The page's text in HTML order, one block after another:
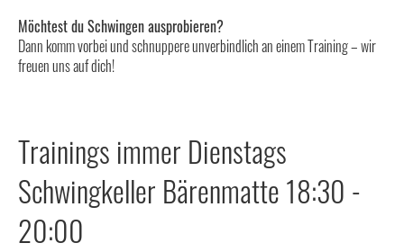
Möchtest du Schwingen ausprobieren?
Dann komm vorbei und schnuppere unverbindlich an einem Training – wir
freuen uns auf dich!
Trainings immer Dienstags
Schwingkeller Bärenmatte 18:30 -
20:00